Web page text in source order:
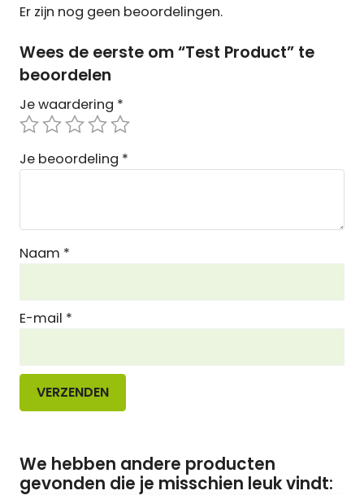
Er zijn nog geen beoordelingen.
Wees de eerste om “Test Product” te
beoordelen
Je waardering *
Je beoordeling *
Naam *
E-mail *
We hebben andere producten
gevonden die je misschien leuk vindt: